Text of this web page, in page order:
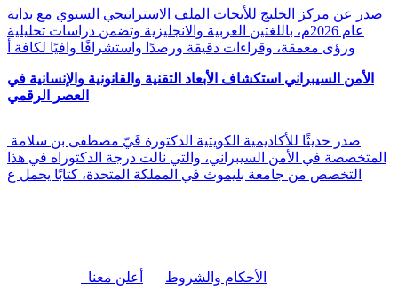
صدر عن مركز الخليج للأبحاث الملف الاستراتيجي السنوي مع بداية
عام 2026م، باللغتين العربية والانجليزية وتضمن دراسات تحليلية
ورؤى معمقة، وقراءات دقيقة ورصدًا واستشرافًا وافيًا لكافة أ
الأمن السيبراني استكشاف الأبعاد التقنية والقانونية والإنسانية في
العصر الرقمي
المتخصصة في الأمن السيبراني، والتي نالت درجة الدكتوراه في هذا
التخصص من جامعة بليموث في المملكة المتحدة، كتابًا يحمل ع
أعلن معنا الأحكام والشروط